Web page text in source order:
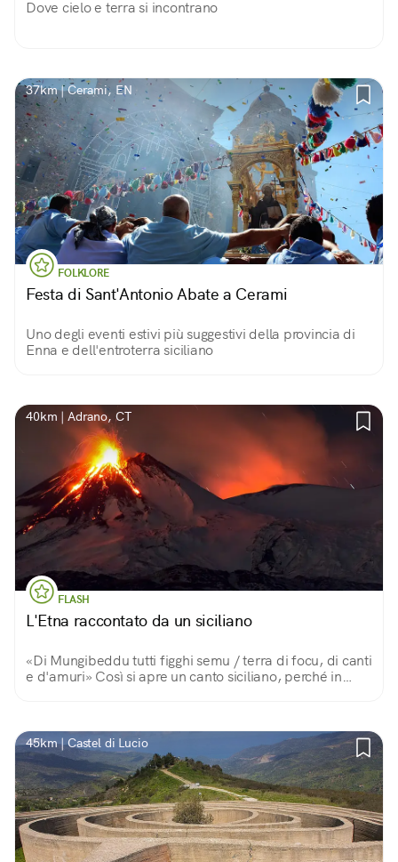
Dove cielo e terra si incontrano
37km | Cerami, EN
FOLKLORE
Festa di Sant'Antonio Abate a Cerami
Uno degli eventi estivi più suggestivi della provincia di
Enna e dell'entroterra siciliano
40km | Adrano, CT
FLASH
L'Etna raccontato da un siciliano
«Di Mungibeddu tutti figghi semu / terra di focu, di canti
e d'amuri» Così si apre un canto siciliano, perché in
45km | Castel di Lucio